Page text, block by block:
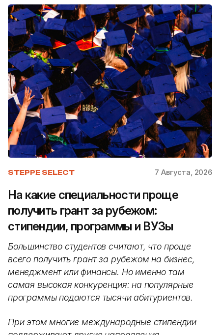
STEPPE SELECT 7 Августа, 2026
На какие специальности проще
получить грант за рубежом:
стипендии, программы и ВУЗы
Большинство студентов считают, что проще
всего получить грант за рубежом на бизнес,
менеджмент или финансы. Но именно там
самая высокая конкуренция: на популярные
программы подаются тысячи абитуриентов.
При этом многие международные стипендии